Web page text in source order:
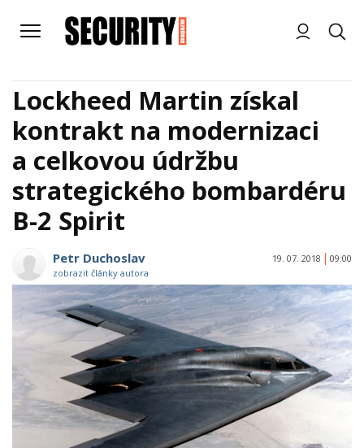
Lockheed Martin získal
kontrakt na modernizaci
a celkovou údržbu
strategického bombardéru
B-2 Spirit
Petr Duchoslav
zobrazit články autora
19. 07. 2018 09:00